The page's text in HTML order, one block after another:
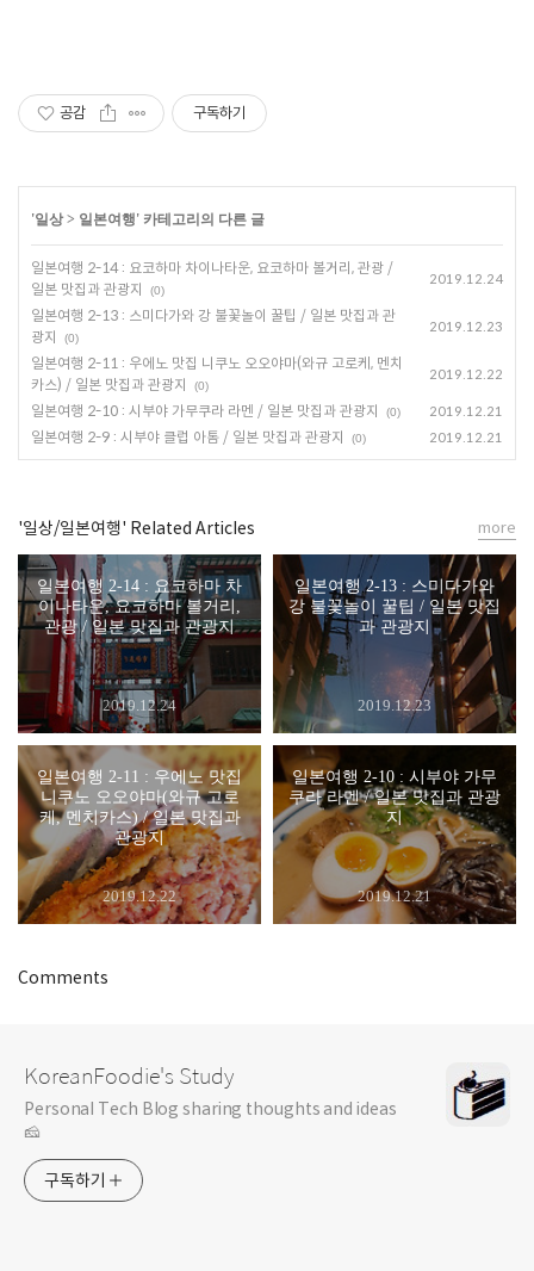
공감 구독하기
'일상> 일본여행' 카테고리의 다른 글
일본여행 2-14 : 요코하마 차이나타운, 요코하마 볼거리, 관광 /
일본 맛집과 관광지
(0)
2019.12.24
일본여행 2-13 : 스미다가와 강 불꽃놀이 꿀팁 / 일본 맛집과 관
광지
(0)
2019.12.23
일본여행 2-11 : 우에노 맛집 니쿠노 오오야마(와규 고로케, 멘치
카스) / 일본 맛집과 관광지
(0)
2019.12.22
일본여행 2-10 : 시부야 가무쿠라 라멘 / 일본 맛집과 관광지 (0) 2019.12.21
일본여행 2-9 : 시부야 클럽 아톰 / 일본 맛집과 관광지 (0) 2019.12.21
'일상/일본여행' Related Articles
일본여행 2-14 : 요코하마 차
이나타운, 요코하마 볼거리,
관광 / 일본 맛집과 관광지
2019.12.24
일본여행 2-13 : 스미다가와
강 불꽃놀이 꿀팁 / 일본 맛집
과 관광지
2019.12.23
일본여행 2-11 : 우에노 맛집
니쿠노 오오야마(와규 고로
케, 멘치카스) / 일본 맛집과
관광지
2019.12.22
일본여행 2-10 : 시부야 가무
쿠라 라멘 / 일본 맛집과 관광
지
2019.12.21
more
Comments
KoreanFoodie's Study
Personal Tech Blog sharing thoughts and ideas
🧀
구독하기